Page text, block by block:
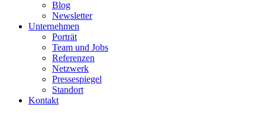
Blog
Newsletter
Unternehmen
Porträt
Team und Jobs
Referenzen
Netzwerk
Pressespiegel
Standort
Kontakt